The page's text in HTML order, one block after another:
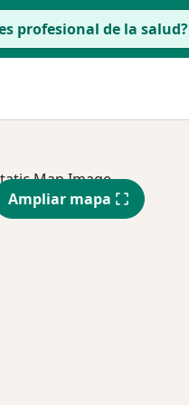
profesional de la salud?
Ampliar mapa